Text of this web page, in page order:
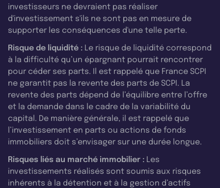
investisseurs ne devraient pas réaliser
d'investissement s'ils ne sont pas en mesure de
supporter les conséquences d'une telle perte.
Risque de liquidité : Le risque de liquidité correspond
à la difficulté qu’un épargnant pourrait rencontrer
pour céder ses parts. Il est rappelé que France SCPI
ne garantit pas la revente des parts de SCPI. La
revente des parts dépend de l’équilibre entre l’offre
et la demande dans le cadre de la variabilité du
capital. De manière générale, il est rappelé que
l’investissement en parts ou actions de fonds
immobiliers doit s’envisager sur une durée longue.
Risques liés au marché immobilier : Les
investissements réalisés sont soumis aux risques
inhérents à la détention et à la gestion d’actifs